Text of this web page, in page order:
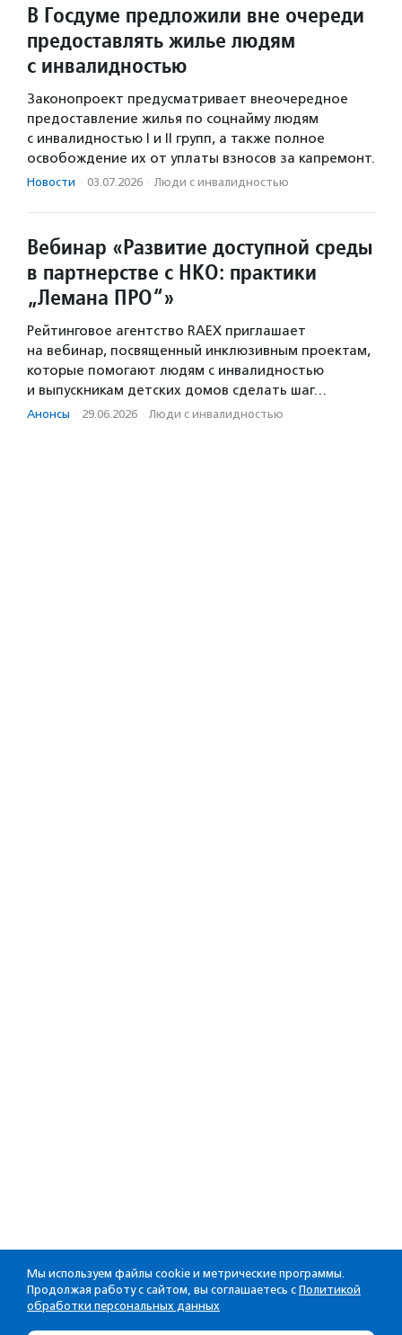
В Госдуме предложили вне очереди
предоставлять жилье людям
с инвалидностью
Законопроект предусматривает внеочередное
предоставление жилья по соцнайму людям
с инвалидностью I и II групп, а также полное
освобождение их от уплаты взносов за капремонт.
Новости · 03.07.2026 · Люди с инвалидностью
Вебинар «Развитие доступной среды
в партнерстве с НКО: практики
„Лемана ПРО“»
Рейтинговое агентство RAEX приглашает
на вебинар, посвященный инклюзивным проектам,
которые помогают людям с инвалидностью
и выпускникам детских домов сделать шаг…
Анонсы · 29.06.2026 · Люди с инвалидностью
Мы используем файлы cookie и метрические программы.
Продолжая работу с сайтом, вы соглашаетесь с Политикой
обработки персональных данных